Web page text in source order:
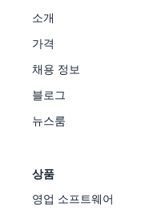
소개
가격
채용 정보
블로그
뉴스룸
상품
영업 소프트웨어